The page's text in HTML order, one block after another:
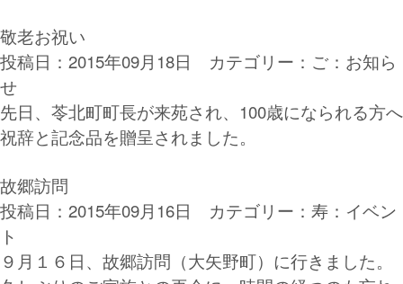
敬老お祝い
投稿日：2015年09月18日 カテゴリー： ご：お知ら
せ
先日、苓北町町長が来苑され、100歳になられる方へ
祝辞と記念品を贈呈されました。
故郷訪問
投稿日：2015年09月16日 カテゴリー： 寿：イベン
ト
９月１６日、故郷訪問（大矢野町）に行きました。